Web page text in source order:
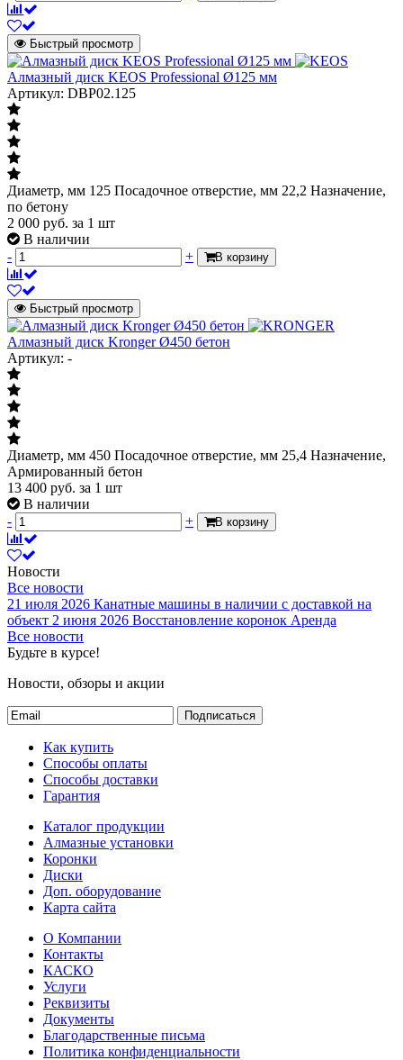
Быстрый просмотр
Алмазный диск KEOS Professional Ø125 мм
Артикул: DBP02.125
Диаметр, мм 125 Посадочное отверстие, мм 22,2 Назначение,
по бетону
2 000 руб. за 1 шт
В наличии
-
+ В корзину
Быстрый просмотр
Алмазный диск Kronger Ø450 бетон
Артикул: -
Диаметр, мм 450 Посадочное отверстие, мм 25,4 Назначение,
Армированный бетон
13 400 руб. за 1 шт
В наличии
-
+ В корзину
Новости
Все новости
21 июля 2026 Канатные машины в наличии с доставкой на
объект 2 июня 2026 Восстановление коронок Аренда
Все новости
Будьте в курсе!
Новости, обзоры и акции
Подписаться
Как купить
Способы оплаты
Способы доставки
Гарантия
Каталог продукции
Алмазные установки
Коронки
Диски
Доп. оборудование
Карта сайта
О Компании
Контакты
КАСКО
Услуги
Реквизиты
Документы
Благодарственные письма
Политика конфиденциальности